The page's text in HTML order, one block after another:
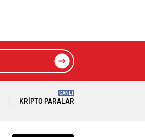
KRIPTO PARALAR
CANLI